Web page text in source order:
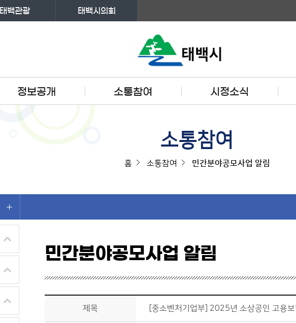
태백관광 태백시의회
정보공개 소통참여 시정소식
소통참여
홈 소통참여 민간분야공모사업 알림
민간분야공모사업 알림
소통참여 > 민간 분야 공모사업 알림 상세보기 - 제목, 내용, 파일 제공
제목 [중소벤처기업부] 2025년 소상공인 고용